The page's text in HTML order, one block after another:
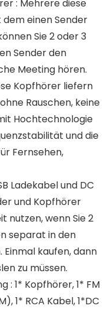
: Mehrere diese
einen Sender
Sie 2 oder 3
Sender den
Meeting hören.
Kopfhörer liefern
Rauschen, keine
Hochtechnologie
und die
Fernsehen,
Ladekabel und DC
und Kopfhörer
nutzen, wenn Sie 2
separat in den
kaufen, dann
zu müssen.
: 1* Kopfhörer, 1* FM
1* RCA Kabel, 1*DC